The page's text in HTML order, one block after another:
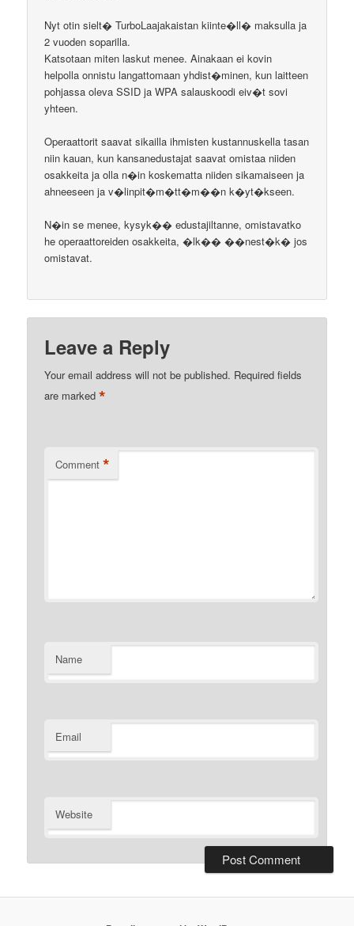
Nyt otin sielt� TurboLaajakaistan kiinte�ll� maksulla ja
2 vuoden soparilla.
Katsotaan miten laskut menee. Ainakaan ei kovin
helpolla onnistu langattomaan yhdist�minen, kun laitteen
pohjassa oleva SSID ja WPA salauskoodi eiv�t sovi
yhteen.
Operaattorit saavat sikailla ihmisten kustannuskella tasan
niin kauan, kun kansanedustajat saavat omistaa niiden
osakkeita ja olla n�in koskematta niiden sikamaiseen ja
ahneeseen ja v�linpit�m�tt�m��n k�yt�kseen.
N�in se menee, kysyk�� edustajiltanne, omistavatko
he operaattoreiden osakkeita, �lk�� ��nest�k� jos
omistavat.
Leave a Reply
Your email address will not be published. Required fields
are marked*
Comment *
Name
Email
Website